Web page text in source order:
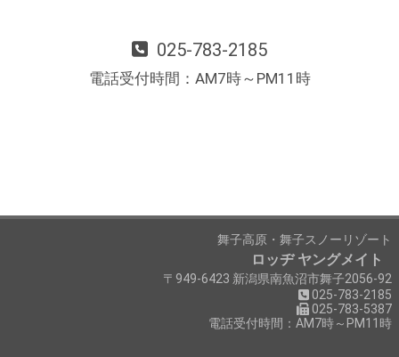
025-783-2185
電話受付時間：AM7時～PM11時
舞子高原・舞子スノーリゾート
ロッヂ ヤングメイト
〒949-6423 新潟県南魚沼市舞子2056-92
025-783-2185
025-783-5387
電話受付時間：AM7時～PM11時